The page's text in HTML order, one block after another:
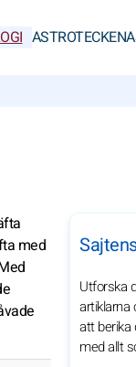
ASTROTECKEN
med
Utforska
artiklarna
att berika
med allt